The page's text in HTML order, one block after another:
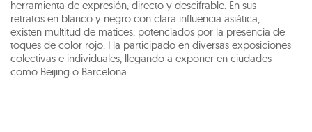
herramienta de expresión, directo y descifrable. En sus
retratos en blanco y negro con clara influencia asiática,
existen multitud de matices, potenciados por la presencia de
toques de color rojo. Ha participado en diversas exposiciones
colectivas e individuales, llegando a exponer en ciudades
como Beijing o Barcelona.